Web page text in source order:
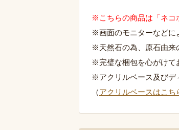
※こちらの商品は「ネコ
※画面のモニターなどに
※天然石の為、原石由来
※完璧な梱包を心がけて
※アクリルベース及びデ
（アクリルベースはこち